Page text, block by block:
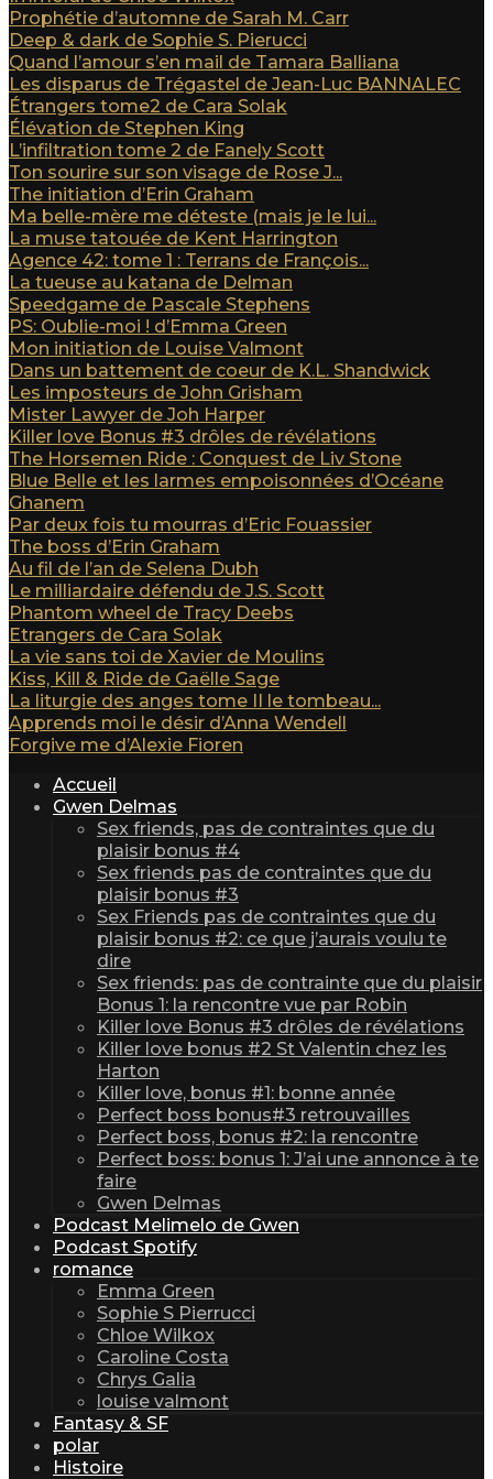
Prophétie d’automne de Sarah M. Carr
Deep & dark de Sophie S. Pierucci
Quand l’amour s’en mail de Tamara Balliana
Les disparus de Trégastel de Jean-Luc BANNALEC
Étrangers tome2 de Cara Solak
Élévation de Stephen King
L’infiltration tome 2 de Fanely Scott
Ton sourire sur son visage de Rose J...
The initiation d’Erin Graham
Ma belle-mère me déteste (mais je le lui...
La muse tatouée de Kent Harrington
Agence 42: tome 1 : Terrans de François...
La tueuse au katana de Delman
Speedgame de Pascale Stephens
PS: Oublie-moi ! d’Emma Green
Mon initiation de Louise Valmont
Dans un battement de coeur de K.L. Shandwick
Les imposteurs de John Grisham
Mister Lawyer de Joh Harper
Killer love Bonus #3 drôles de révélations
The Horsemen Ride : Conquest de Liv Stone
Blue Belle et les larmes empoisonnées d’Océane
Ghanem
Par deux fois tu mourras d’Eric Fouassier
The boss d’Erin Graham
Au fil de l’an de Selena Dubh
Le milliardaire défendu de J.S. Scott
Phantom wheel de Tracy Deebs
Etrangers de Cara Solak
La vie sans toi de Xavier de Moulins
Kiss, Kill & Ride de Gaëlle Sage
La liturgie des anges tome II le tombeau...
Apprends moi le désir d’Anna Wendell
Forgive me d’Alexie Fioren
Accueil
Gwen Delmas
Sex friends, pas de contraintes que du
plaisir bonus #4
Sex friends pas de contraintes que du
plaisir bonus #3
Sex Friends pas de contraintes que du
plaisir bonus #2: ce que j’aurais voulu te
dire
Sex friends: pas de contrainte que du plaisir
Bonus 1: la rencontre vue par Robin
Killer love Bonus #3 drôles de révélations
Killer love bonus #2 St Valentin chez les
Harton
Killer love, bonus #1: bonne année
Perfect boss bonus#3 retrouvailles
Perfect boss, bonus #2: la rencontre
Perfect boss: bonus 1: J’ai une annonce à te
faire
Gwen Delmas
Podcast Melimelo de Gwen
Podcast Spotify
romance
Emma Green
Sophie S Pierrucci
Chloe Wilkox
Caroline Costa
Chrys Galia
louise valmont
Fantasy & SF
polar
Histoire